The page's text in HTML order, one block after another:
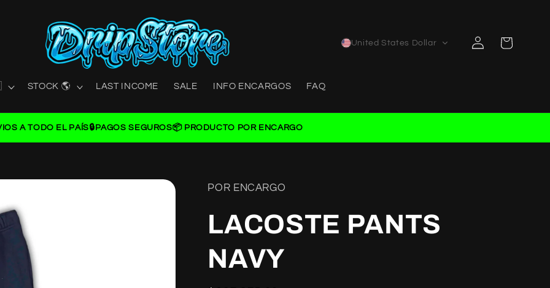
STOCK 🌎 LAST INCOME SALE INFO ENCARGOS FAQ
United States Dollar
Log
in
Cart
A TODO EL PAÍS🔒PAGOS SEGUROS📦 PRODUCTO POR ENCARGO
POR ENCARGO
LACOSTE PANTS
NAVY